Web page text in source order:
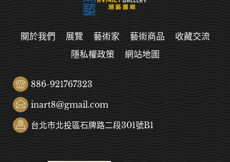
關於我們 展覽 藝術家 藝術商品
收藏交流
隱私權政策
網站地圖
886-921767323
inart8@gmail.com
台北市北投區石牌路二段301號B1